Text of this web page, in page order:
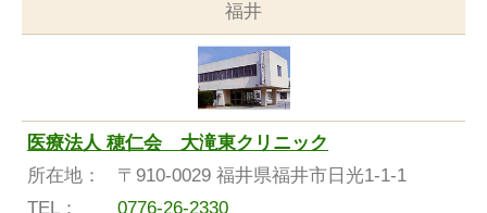
福井
医療法人 穂仁会 大滝東クリニック
所在地：
〒910-0029 福井県福井市日光1-1-1
TEL：
0776-26-2330